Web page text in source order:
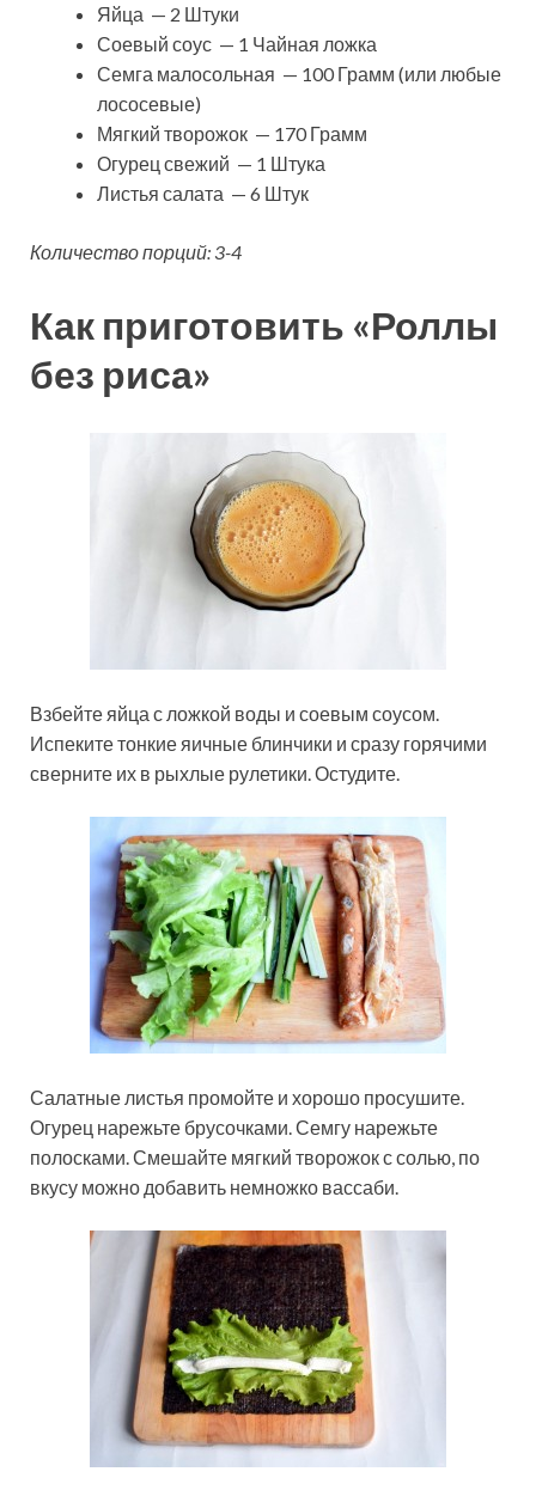
Яйца — 2 Штуки
Соевый соус — 1 Чайная ложка
Семга малосольная — 100 Грамм (или любые
лососевые)
Мягкий творожок — 170 Грамм
Огурец свежий — 1 Штука
Листья салата — 6 Штук
Количество порций: 3-4
Как приготовить «Роллы
без риса»
Взбейте яйца с ложкой воды и соевым соусом.
Испеките тонкие яичные блинчики и сразу горячими
сверните их в рыхлые рулетики. Остудите.
Салатные листья промойте и хорошо просушите.
Огурец нарежьте брусочками. Семгу нарежьте
полосками. Смешайте мягкий творожок с солью, по
вкусу можно добавить немножко вассаби.